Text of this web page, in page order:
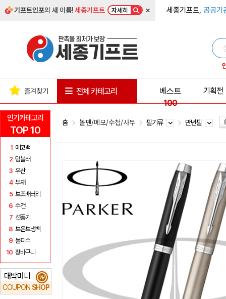
기프트인포의 새 이름!세종기프트 자세히 × 세종기프트, 공공기
인기카테고리
TOP 10
1 에코백
2 텀블러
3 우산
4 부채
5 보조배터리
6 수건
7 선풍기
8 보온보냉백
9 물티슈
10 장바구니
대박머니
COUPON SHOP
₩
즐겨찾기 전체 카테고리
베스트
100
기획전
홈 볼펜/메모/수첩/사무 필기류 만년필